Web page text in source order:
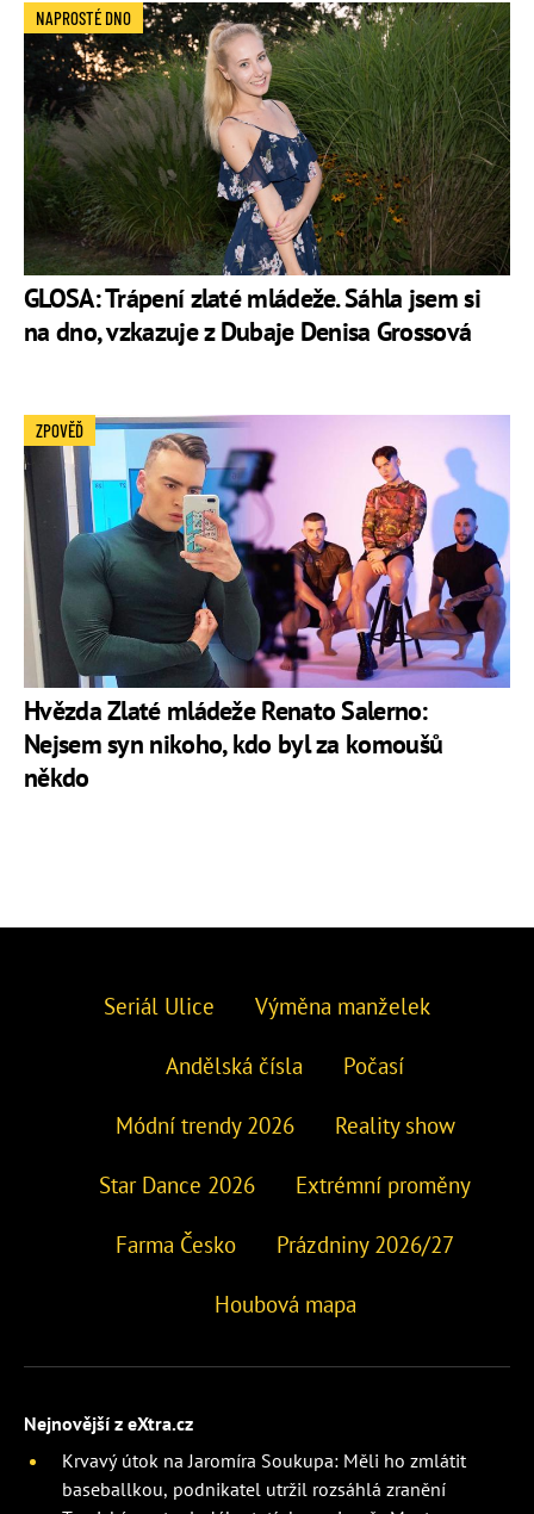
GLOSA: Trápení zlaté mládeže. Sáhla jsem si
na dno, vzkazuje z Dubaje Denisa Grossová
NAPROSTÉ DNO
Hvězda Zlaté mládeže Renato Salerno:
Nejsem syn nikoho, kdo byl za komoušů
někdo
ZPOVĚĎ
Seriál Ulice Výměna manželek
Andělská čísla Počasí
Módní trendy 2026 Reality show
Star Dance 2026 Extrémní proměny
Farma Česko Prázdniny 2026/27
Houbová mapa
Nejnovější z eXtra.cz
Krvavý útok na Jaromíra Soukupa: Měli ho zmlátit
baseballkou, podnikatel utržil rozsáhlá zranění